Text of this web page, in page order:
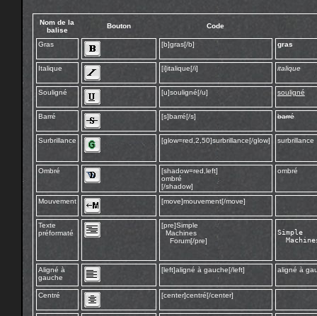
Nom de la
balise
Bouton Code
Gras [b]gras[/b] gras
Italique [i]italique[/i] italique
Souligné [u]souligné[/u] souligné
Barré [s]barré[/s] barré
Surbrillance [glow=red,2,50]surbrillance[/glow] surbrillance
Ombré
[shadow=red,left]
ombré
[/shadow]
ombré
Mouvement [move]mouvement[/move]
Texte
préformaté
[pre]Simple
Machines
Forum[/pre]
Simple
Aligné à
gauche
[left]aligné à gauche[/left] aligné à
Centré [center]centré[/center]